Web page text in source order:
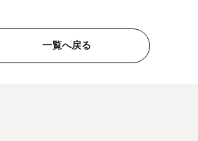
一覧へ戻る